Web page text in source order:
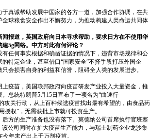
真诚帮助发展中国家的各方一道，加强合作协调，在共
全球粮食安全作出不懈努力，为推动构建人类命运共同体
闻报道，英国政府向日本寻求帮助，要求日方在不使用华
5g网络。中方对此有何评论？
任何事实根据和确凿证据的情况下，违背市场规律和公
特定企业，甚至借口“国家安全”不择手段打压外国企
会损害自身的利益和信誉，阻碍全人类的发展进步。
疫苗，美国联邦政府向疫苗研发产业投入大量资金，推
总统特朗普5月15日宣布了一项名为“曲速行
的攻关行动，从上百种候选疫苗找出最有希望的，由食品药
授权”，无需获批上市就可投资生产。
方的生产准备也没有落下。莫德纳公司首席执行官班塞
该公司同时在扩大疫苗生产能力，与瑞士制药企业龙沙集
今年末产出上千万剂疫苗。